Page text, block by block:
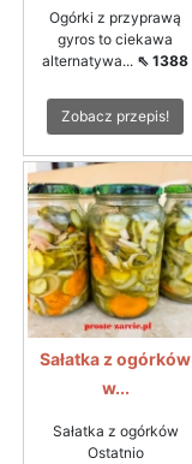
Ogórki z przyprawą
gyros to ciekawa
alternatywa... ⇖ 1388
Zobacz przepis!
Sałatka z ogórków
w...
Sałatka z ogórków
Ostatnio